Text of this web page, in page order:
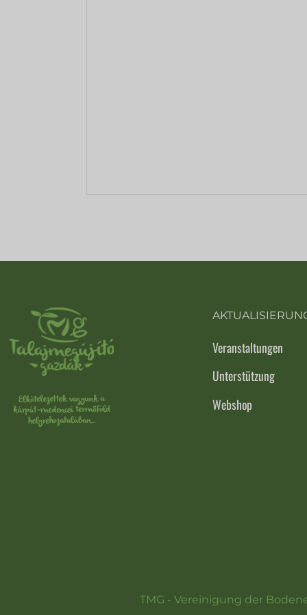
Veranstaltungen
Unterstützung
Webshop
TMG - Vereinigung der